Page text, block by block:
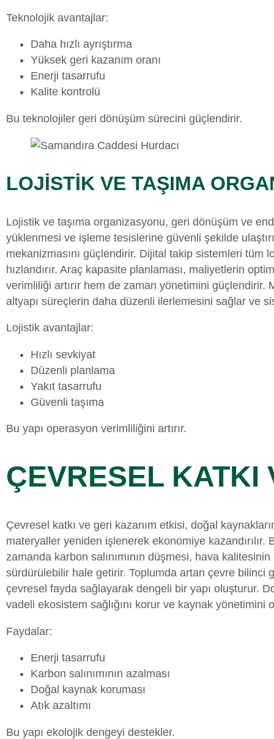
Teknolojik avantajlar:
Daha hızlı ayrıştırma
Yüksek geri kazanım oranı
Enerji tasarrufu
Kalite kontrolü
Bu teknolojiler geri dönüşüm sürecini güçlendirir.
LOJİSTİK VE TAŞIMA
Lojistik ve taşıma organizasyonu, geri dönüşüm ve
yüklenmesi ve işleme tesislerine güvenli şekilde
mekanizmasını güçlendirir. Dijital takip sistemleri
hızlandırır. Araç kapasite planlaması, maliyetlerin
verimliliği artırır hem de zaman yönetimini güçlendirir.
altyapı süreçlerin daha düzenli ilerlemesini sağlar ve
Lojistik avantajlar:
Hızlı sevkiyat
Düzenli planlama
Yakıt tasarrufu
Güvenli taşıma
Bu yapı operasyon verimliliğini artırır.
ÇEVRESEL KATKI
Çevresel katkı ve geri kazanım etkisi, doğal
materyaller yeniden işlenerek ekonomiye
zamanda karbon salınımının düşmesi, hava
sürdürülebilir hale getirir. Toplumda artan çevre bilinci
çevresel fayda sağlayarak dengeli bir yapı oluşturur.
vadeli ekosistem sağlığını korur ve kaynak yönetimini
Faydalar:
Enerji tasarrufu
Karbon salınımının azalması
Doğal kaynak koruması
Atık azaltımı
Bu yapı ekolojik dengeyi destekler.